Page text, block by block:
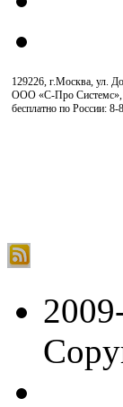
129226, г.Москва, ул.
ООО «С-Про Системс»,
бесплатно по России: